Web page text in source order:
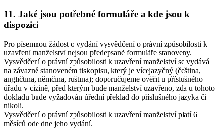
11. Jaké jsou potřebné formuláře a kde jsou k
dispozici
Pro písemnou žádost o vydání vysvědčení o právní způsobilosti k
uzavření manželství nejsou předepsané formuláře stanoveny.
Vysvědčení o právní způsobilosti k uzavření manželství se vydává
na závazně stanoveném tiskopisu, který je vícejazyčný (čeština,
angličtina, němčina, ruština); doporučujeme ověřit u příslušného
úřadu v cizině, před kterým bude manželství uzavřeno, zda u tohoto
dokladu bude vyžadován úřední překlad do příslušného jazyka či
nikoli.
Vysvědčení o právní způsobilosti k uzavření manželství platí 6
měsíců ode dne jeho vydání.